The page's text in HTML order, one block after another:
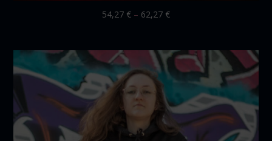
54,27 € – 62,27 €